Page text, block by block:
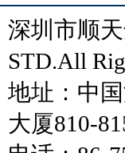
深圳市顺
STD.All
地址：中
大厦810-